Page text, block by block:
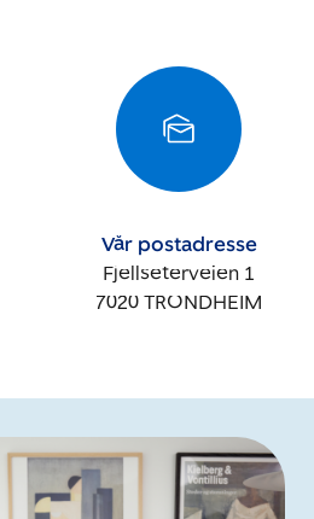
Vår postadresse
Fjellseterveien 1
7020 TRONDHEIM